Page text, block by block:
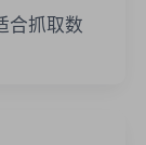
合抓取数